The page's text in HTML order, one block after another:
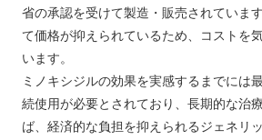
省の承認を受けて製造・販売されていま
て価格が抑えられているため、コストを
います。
ミノキシジルの効果を実感するまでには
続使用が必要とされており、長期的な治
ば、経済的な負担を抑えられるジェネリ